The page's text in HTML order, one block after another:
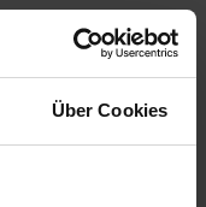
Über Cookies